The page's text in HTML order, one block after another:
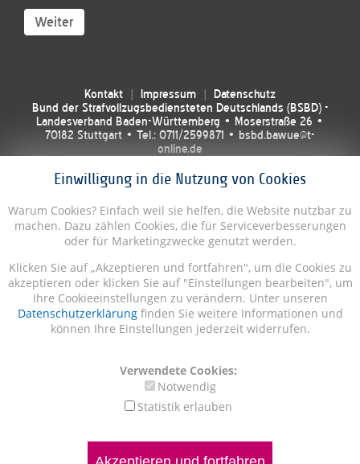
Einwilligung in die Nutzung von Cookies
Warum Cookies? Einfach weil sie helfen, die Website nutzbar zu
machen. Dazu zählen Cookies, die für Serviceverbesserungen
oder für Marketingzwecke genutzt werden.
Klicken Sie auf „Akzeptieren und fortfahren", um die Cookies zu
akzeptieren oder klicken Sie auf "Einstellungen bearbeiten", um
Ihre Cookieeinstellungen zu verändern. Unter unseren
Datenschutzerklärungfinden Sie weitere Informationen und
können Ihre Einstellungen jederzeit widerrufen.
Verwendete Cookies:
Notwendig
Statistik erlauben
Weiter
Kontakt Impressum
Datenschutz
Bund der Strafvollzugsbediensteten Deutschlands (BSBD) -
Landesverband Baden-Württemberg • Moserstraße 26 •
70182 Stuttgart • Tel.: 0711/2599871 • bsbd.bawue@t-
online.de